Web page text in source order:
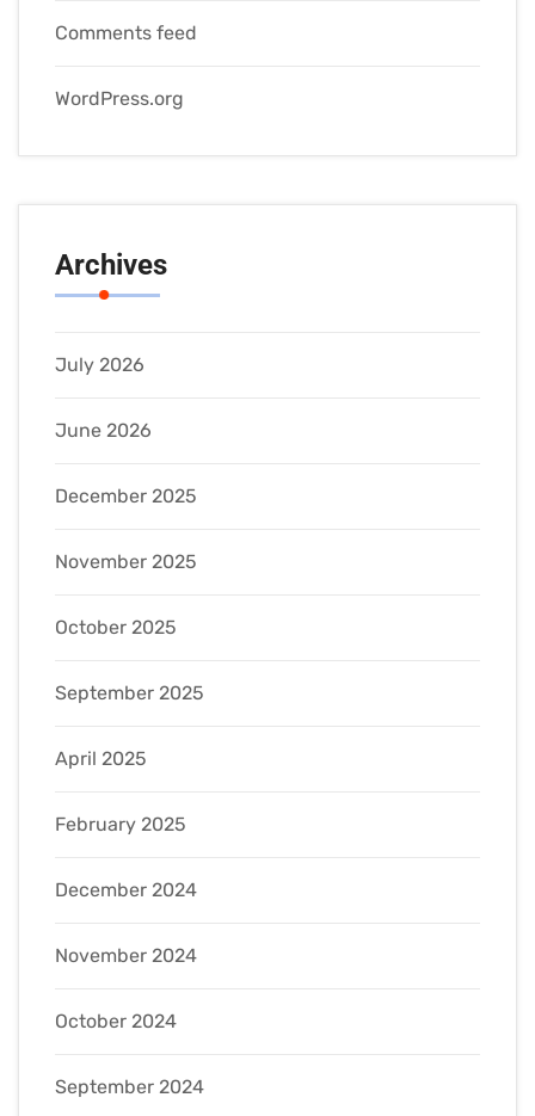
Comments feed
WordPress.org
Archives
July 2026
June 2026
December 2025
November 2025
October 2025
September 2025
April 2025
February 2025
December 2024
November 2024
October 2024
September 2024